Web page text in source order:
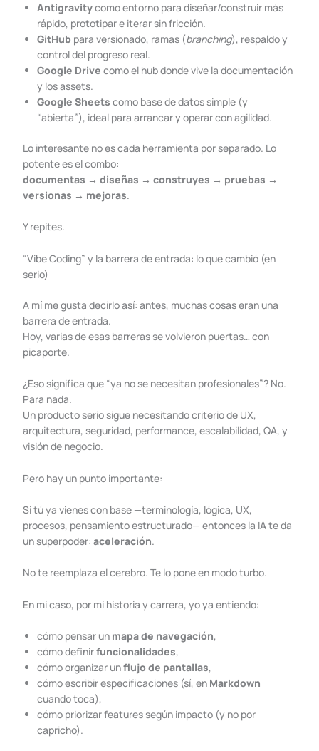
Antigravitycomo entorno para diseñar/construir más
rápido, prototipar e iterar sin fricción.
GitHub para versionado, ramas (branching), respaldo y
control del progreso real.
Google Drive como el hub donde vive la documentación
y los assets.
Google Sheets como base de datos simple (y
“abierta”), ideal para arrancar y operar con agilidad.
Lo interesante no es cada herramienta por separado. Lo
potente es el combo:
documentas → diseñas → construyes → pruebas →
versionas → mejoras.
Y repites.
“Vibe Coding” y la barrera de entrada: lo que cambió (en
serio)
A mí me gusta decirlo así: antes, muchas cosas eran una
barrera de entrada.
Hoy, varias de esas barreras se volvieron puertas… con
picaporte.
¿Eso significa que “ya no se necesitan profesionales”? No.
Para nada.
Un producto serio sigue necesitando criterio de UX,
arquitectura, seguridad, performance, escalabilidad, QA, y
visión de negocio.
Pero hay un punto importante:
Si tú ya vienes con base —terminología, lógica, UX,
procesos, pensamiento estructurado— entonces la IA te da
un superpoder: aceleración.
No te reemplaza el cerebro. Te lo pone en modo turbo.
En mi caso, por mi historia y carrera, yo ya entiendo:
cómo pensar un mapa de navegación,
cómo definirfuncionalidades,
cómo organizar unflujo de pantallas,
cómo escribir especificaciones (sí, en Markdown
cuando toca),
cómo priorizar features según impacto (y no por
capricho).